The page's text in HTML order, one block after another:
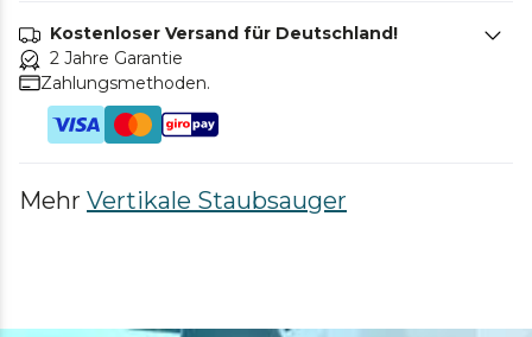
Kostenloser Versand für Deutschland!
2 Jahre Garantie
Zahlungsmethoden.
Mehr Vertikale Staubsauger